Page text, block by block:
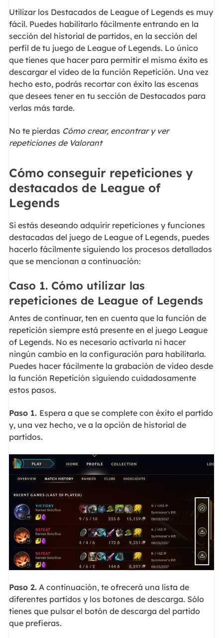
Utilizar los Destacados de League of Legends es muy
fácil. Puedes habilitarlo fácilmente entrando en la
sección del historial de partidos, en la sección del
perfil de tu juego de League of Legends. Lo único
que tienes que hacer para permitir el mismo éxito es
descargar el vídeo de la función Repetición. Una vez
hecho esto, podrás recortar con éxito las escenas
que desees tener en tu sección de Destacados para
verlas más tarde.
No te pierdas Cómo crear, encontrar y ver
repeticiones de Valorant
Cómo conseguir repeticiones y
destacados de League of
Legends
Si estás deseando adquirir repeticiones y funciones
destacadas del juego de League of Legends, puedes
hacerlo fácilmente siguiendo los procesos detallados
que se mencionan a continuación:
Caso 1. Cómo utilizar las
repeticiones de League of Legends
Antes de continuar, ten en cuenta que la función de
repetición siempre está presente en el juego League
of Legends. No es necesario activarla ni hacer
ningún cambio en la configuración para habilitarla.
Puedes hacer fácilmente la grabación de vídeo desde
la función Repetición siguiendo cuidadosamente
estos pasos.
Paso 1. Espera a que se complete con éxito el partido
y, una vez hecho, ve a la opción de historial de
partidos.
Paso 2.A continuación, te ofrecerá una lista de
diferentes partidos y los botones de descarga. Sólo
tienes que pulsar el botón de descarga del partido
que prefieras.